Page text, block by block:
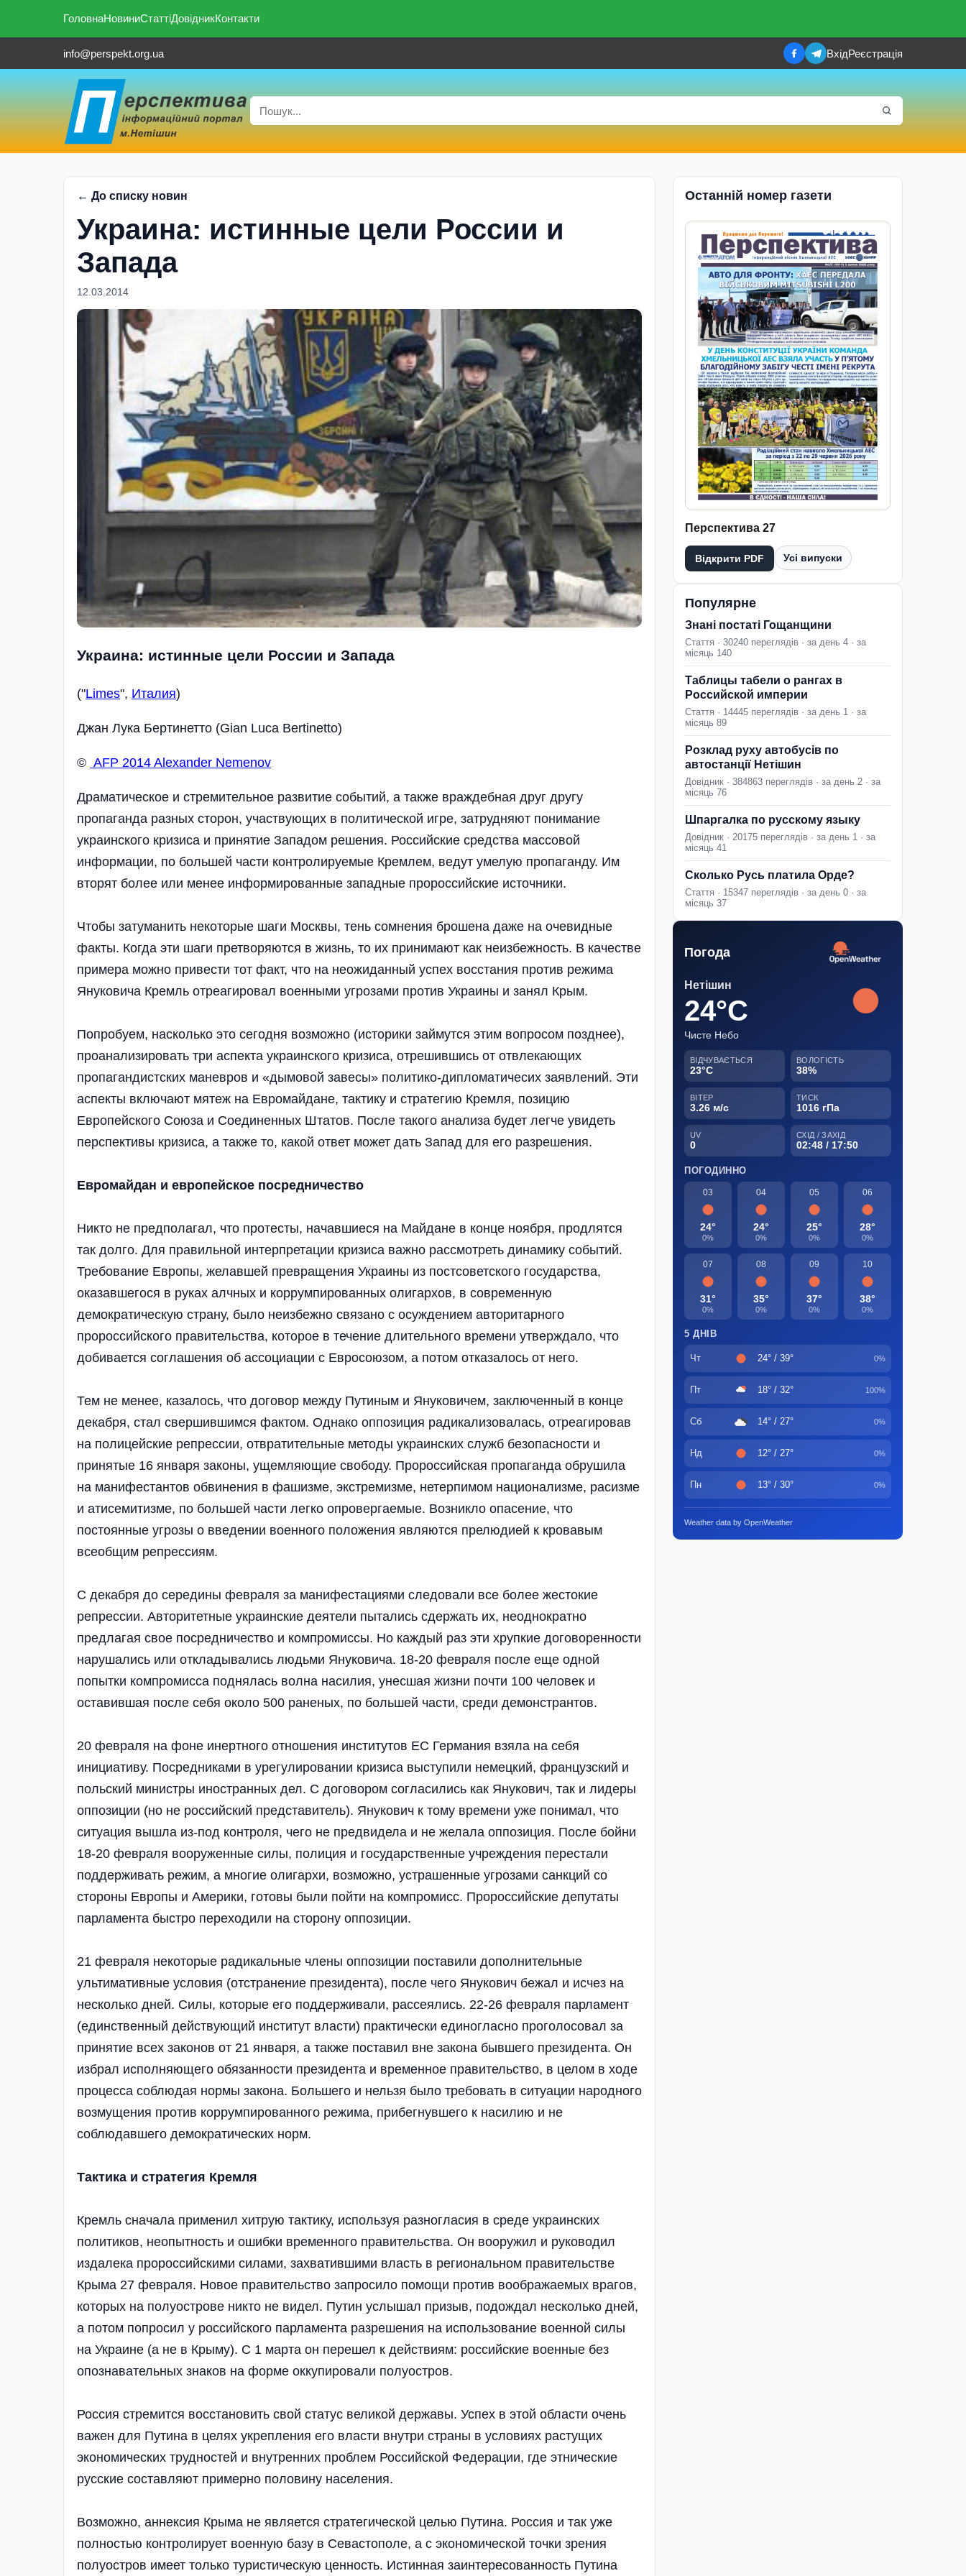
ГоловнаНовиниСтаттіДовідникКонтакти
info@perspekt.org.ua ВхідРеєстрація
← До списку новин
Украина: истинные цели России и
Запада
12.03.2014
Украина: истинные цели России и Запада
("Limes", Италия)
Джан Лука Бертинетто (Gian Luca Bertinetto)
© AFP 2014 Alexander Nemenov
Драматическое и стремительное развитие событий, а также враждебная друг другу
пропаганда разных сторон, участвующих в политической игре, затрудняют понимание
украинского кризиса и принятие Западом решения. Российские средства массовой
информации, по большей части контролируемые Кремлем, ведут умелую пропаганду. Им
вторят более или менее информированные западные пророссийские источники.
Чтобы затуманить некоторые шаги Москвы, тень сомнения брошена даже на очевидные
факты. Когда эти шаги претворяются в жизнь, то их принимают как неизбежность. В качестве
примера можно привести тот факт, что на неожиданный успех восстания против режима
Януковича Кремль отреагировал военными угрозами против Украины и занял Крым.
Попробуем, насколько это сегодня возможно (историки займутся этим вопросом позднее),
проанализировать три аспекта украинского кризиса, отрешившись от отвлекающих
пропагандистских маневров и «дымовой завесы» политико-дипломатичесих заявлений. Эти
аспекты включают мятеж на Евромайдане, тактику и стратегию Кремля, позицию
Европейского Союза и Соединенных Штатов. После такого анализа будет легче увидеть
перспективы кризиса, а также то, какой ответ может дать Запад для его разрешения.
Евромайдан и европейское посредничество
Никто не предполагал, что протесты, начавшиеся на Майдане в конце ноября, продлятся
так долго. Для правильной интерпретации кризиса важно рассмотреть динамику событий.
Требование Европы, желавшей превращения Украины из постсоветского государства,
оказавшегося в руках алчных и коррумпированных олигархов, в современную
демократическую страну, было неизбежно связано с осуждением авторитарного
пророссийского правительства, которое в течение длительного времени утверждало, что
добивается соглашения об ассоциации с Евросоюзом, а потом отказалось от него.
Тем не менее, казалось, что договор между Путиным и Януковичем, заключенный в конце
декабря, стал свершившимся фактом. Однако оппозиция радикализовалась, отреагировав
на полицейские репрессии, отвратительные методы украинских служб безопасности и
принятые 16 января законы, ущемляющие свободу. Пророссийская пропаганда обрушила
на манифестантов обвинения в фашизме, экстремизме, нетерпимом национализме, расизме
и атисемитизме, по большей части легко опровергаемые. Возникло опасение, что
постоянные угрозы о введении военного положения являются прелюдией к кровавым
всеобщим репрессиям.
С декабря до середины февраля за манифестациями следовали все более жестокие
репрессии. Авторитетные украинские деятели пытались сдержать их, неоднократно
предлагая свое посредничество и компромиссы. Но каждый раз эти хрупкие договоренности
нарушались или откладывались людьми Януковича. 18-20 февраля после еще одной
попытки компромисса поднялась волна насилия, унесшая жизни почти 100 человек и
оставившая после себя около 500 раненых, по большей части, среди демонстрантов.
20 февраля на фоне инертного отношения институтов ЕС Германия взяла на себя
инициативу. Посредниками в урегулировании кризиса выступили немецкий, французский и
польский министры иностранных дел. С договором согласились как Янукович, так и лидеры
оппозиции (но не российский представитель). Янукович к тому времени уже понимал, что
ситуация вышла из-под контроля, чего не предвидела и не желала оппозиция. После бойни
18-20 февраля вооруженные силы, полиция и государственные учреждения перестали
поддерживать режим, а многие олигархи, возможно, устрашенные угрозами санкций со
стороны Европы и Америки, готовы были пойти на компромисс. Пророссийские депутаты
парламента быстро переходили на сторону оппозиции.
21 февраля некоторые радикальные члены оппозиции поставили дополнительные
ультимативные условия (отстранение президента), после чего Янукович бежал и исчез на
несколько дней. Силы, которые его поддерживали, рассеялись. 22-26 февраля парламент
(единственный действующий институт власти) практически единогласно проголосовал за
принятие всех законов от 21 января, а также поставил вне закона бывшего президента. Он
избрал исполняющего обязанности президента и временное правительство, в целом в ходе
процесса соблюдая нормы закона. Большего и нельзя было требовать в ситуации народного
возмущения против коррумпированного режима, прибегнувшего к насилию и не
соблюдавшего демократических норм.
Тактика и стратегия Кремля
Кремль сначала применил хитрую тактику, используя разногласия в среде украинских
политиков, неопытность и ошибки временного правительства. Он вооружил и руководил
издалека пророссийскими силами, захватившими власть в региональном правительстве
Крыма 27 февраля. Новое правительство запросило помощи против воображаемых врагов,
которых на полуострове никто не видел. Путин услышал призыв, подождал несколько дней,
а потом попросил у российского парламента разрешения на использование военной силы
на Украине (а не в Крыму). С 1 марта он перешел к действиям: российские военные без
опознавательных знаков на форме оккупировали полуостров.
Россия стремится восстановить свой статус великой державы. Успех в этой области очень
важен для Путина в целях укрепления его власти внутри страны в условиях растущих
экономических трудностей и внутренних проблем Российской Федерации, где этнические
русские составляют примерно половину населения.
Возможно, аннексия Крыма не является стратегической целью Путина. Россия и так уже
полностью контролирует военную базу в Севастополе, а с экономической точки зрения
полуостров имеет только туристическую ценность. Истинная заинтересованность Путина
Останній номер газети
Перспектива 27
Відкрити PDF Усі випуски
Популярне
Знані постаті Гощанщини
Стаття · 30240 переглядів · за день 4 · за
місяць 140
Таблицы табели о рангах в
Российской империи
Стаття · 14445 переглядів · за день 1 · за
місяць 89
Розклад руху автобусів по
автостанції Нетішин
Довідник · 384863 переглядів · за день 2 · за
місяць 76
Шпаргалка по русскому языку
Довідник · 20175 переглядів · за день 1 · за
місяць 41
Сколько Русь платила Орде?
Стаття · 15347 переглядів · за день 0 · за
місяць 37
Погода
Нетішин
24°C
Чисте Небо
ВІДЧУВАЄТЬСЯ
23°C
ВОЛОГІСТЬ
38%
ВІТЕР
3.26 м/с
ТИСК
1016 гПа
UV
0
СХІД / ЗАХІД
02:48 / 17:50
ПОГОДИННО
03
24°
0%
04
24°
0%
05
25°
0%
06
28°
0%
07
31°
0%
08
35°
0%
09
37°
0%
10
38°
0%
5 ДНІВ
Чт 24° / 39° 0%
Пт 18° / 32° 100%
Сб 14° / 27° 0%
Нд 12° / 27° 0%
Пн 13° / 30° 0%
Weather data by OpenWeather